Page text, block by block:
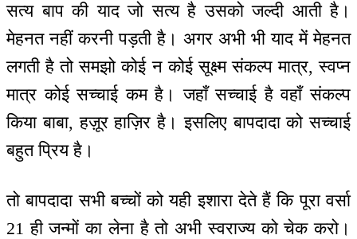
सत्य बाप की याद जो सत्य है उसको जल्दी आती है।
मेहनत नहीं करनी पड़ती है। अगर अभी भी याद में मेहनत
लगती है तो समझो कोई न कोई सूक्ष्म संकल्प मात्र, स्वप्न
मात्र कोई सच्चाई कम है। जहाँ सच्चाई है वहाँ संकल्प
किया बाबा, हज़ूर हाज़िर है। इसलिए बापदादा को सच्चाई
बहुत प्रिय है।
तो बापदादा सभी बच्चों को यही इशारा देते हैं कि पूरा वर्सा
21 ही जन्मों का लेना है तो अभी स्वराज्य को चेक करो।